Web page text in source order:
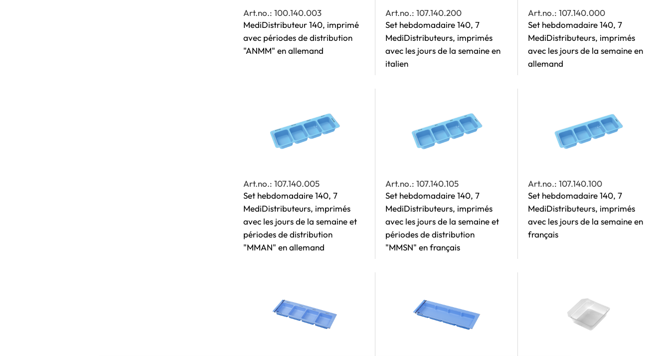
Art.no.: 100.140.003
MediDistributeur 140, imprimé
avec périodes de distribution
"ANMM" en allemand
Art.no.: 107.140.200
Set hebdomadaire 140, 7
MediDistributeurs, imprimés
avec les jours de la semaine en
italien
Art.no.: 107.140.000
Set hebdomadaire 140, 7
MediDistributeurs, imprimés
avec les jours de la semaine en
allemand
Art.no.: 107.140.005
Set hebdomadaire 140, 7
MediDistributeurs, imprimés
avec les jours de la semaine et
périodes de distribution
"MMAN" en allemand
Art.no.: 107.140.105
Set hebdomadaire 140, 7
MediDistributeurs, imprimés
avec les jours de la semaine et
périodes de distribution
"MMSN" en français
Art.no.: 107.140.100
Set hebdomadaire 140, 7
MediDistributeurs, imprimés
avec les jours de la semaine en
français